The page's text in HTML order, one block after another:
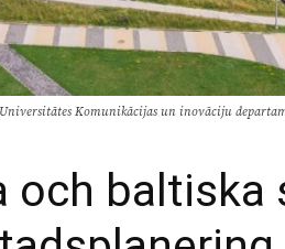
Komunikācijas un inovāciju
och baltiska